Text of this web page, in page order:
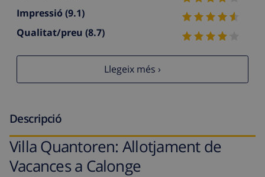
Impressió (9.1)
Qualitat/preu (8.7)
Llegeix més ›
Descripció
Villa Quantoren: Allotjament de
Vacances a Calonge